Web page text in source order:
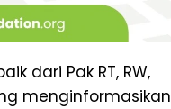
dari Pak RT, RW,
menginformasikan